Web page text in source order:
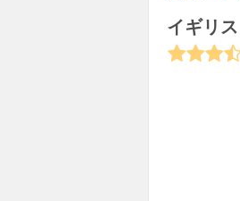
イギリス